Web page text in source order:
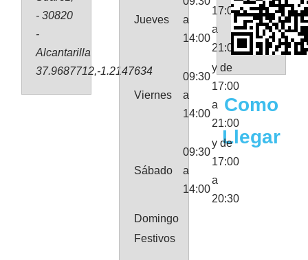
- 30820
-
Alcantarilla
37.9687712,-1.2147634
Jueves
a
14:00
17:00
a
21:00
Viernes
09:30
a
14:00
y de
17:00
a
21:00
Sábado
09:30
a
14:00
y de
17:00
a
20:30
Domingo
Festivos
Como
Llegar